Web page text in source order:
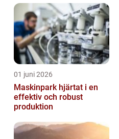
01 juni 2026
Maskinpark hjärtat i en
effektiv och robust
produktion